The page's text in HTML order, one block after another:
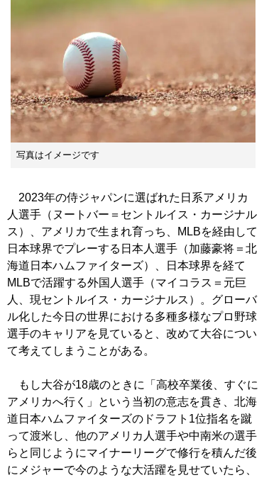
写真はイメージです
2023年の侍ジャパンに選ばれた日系アメリカ
人選手（ヌートバー＝セントルイス・カージナル
ス）、アメリカで生まれ育っち、MLBを経由して
日本球界でプレーする日本人選手（加藤豪将＝北
海道日本ハムファイターズ）、日本球界を経て
MLBで活躍する外国人選手（マイコラス＝元巨
人、現セントルイス・カージナルス）。グローバ
ル化した今日の世界における多種多様なプロ野球
選手のキャリアを見ていると、改めて大谷につい
て考えてしまうことがある。
もし大谷が18歳のときに「高校卒業後、すぐに
アメリカへ行く」という当初の意志を貫き、北海
道日本ハムファイターズのドラフト1位指名を蹴
って渡米し、他のアメリカ人選手や中南米の選手
らと同じようにマイナーリーグで修行を積んだ後
にメジャーで今のような大活躍を見せていたら、